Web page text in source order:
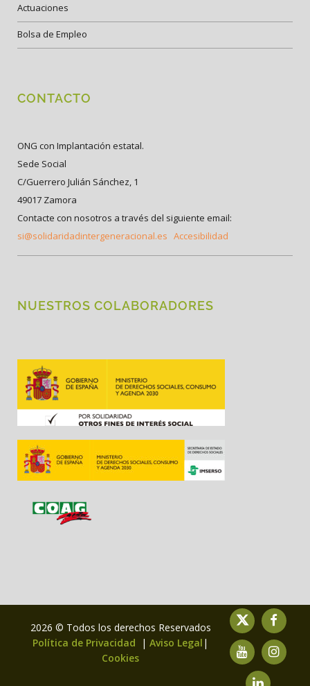
Actuaciones
Bolsa de Empleo
CONTACTO
ONG con Implantación estatal.
Sede Social
C/Guerrero Julián Sánchez, 1
49017 Zamora
Contacte con nosotros a través del siguiente email:
si@solidaridadintergeneracional.es Accesibilidad
NUESTROS COLABORADORES
2026 © Todos los derechos Reservados
Política de Privacidad
| Aviso Legal |
Cookies